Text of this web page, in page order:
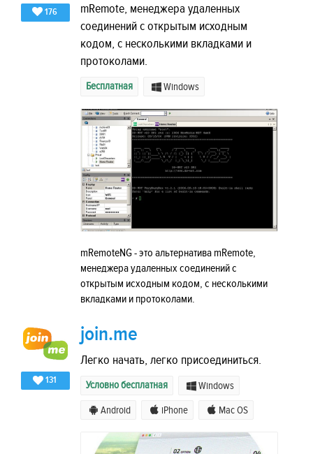
176
mRemote, менеджера удаленных
соединений с открытым исходным
кодом, с несколькими вкладками и
протоколами.
Бесплатная Windows
mRemoteNG - это альтернатива mRemote,
менеджера удаленных соединений с
открытым исходным кодом, с несколькими
вкладками и протоколами.
131
join.me
Легко начать, легко присоединиться.
Условно бесплатная Windows
Android iPhone Mac OS